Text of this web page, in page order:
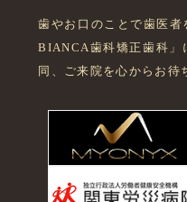
歯やお口のことで歯医
BIANCA歯科矯正歯科」
同、ご来院を心からお待